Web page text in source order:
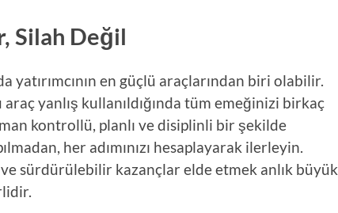
Silah Değil
yatırımcının en güçlü araçlarından biri olabilir.
yanlış kullanıldığında tüm emeğinizi birkaç
kontrollü, planlı ve disiplinli bir şekilde
her adımınızı hesaplayarak ilerleyin.
sürdürülebilir kazançlar elde etmek anlık büyük